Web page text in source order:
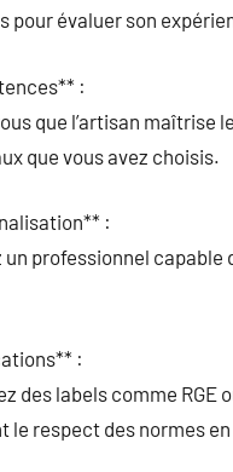
pour évaluer son
:
que l’artisan maîtrise
que vous avez choisis.
:
un professionnel capable
:
des labels comme RGE
le respect des normes